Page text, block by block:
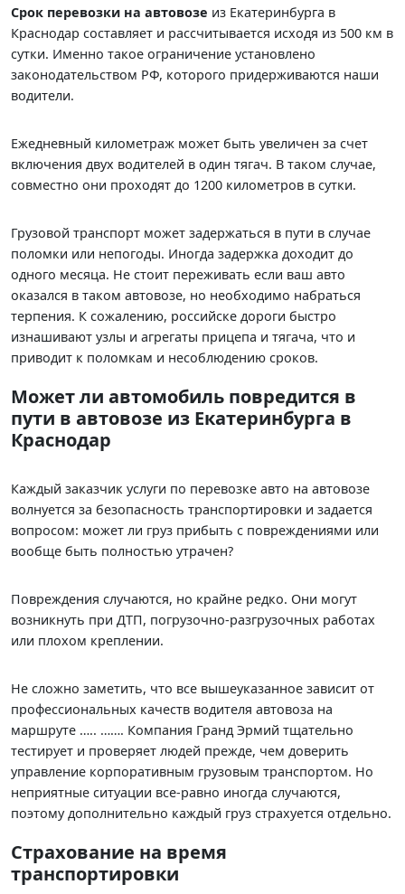
Срок перевозки на автовозе из Екатеринбурга в
Краснодар составляет и рассчитывается исходя из 500 км в
сутки. Именно такое ограничение установлено
законодательством РФ, которого придерживаются наши
водители.
Ежедневный километраж может быть увеличен за счет
включения двух водителей в один тягач. В таком случае,
совместно они проходят до 1200 километров в сутки.
Грузовой транспорт может задержаться в пути в случае
поломки или непогоды. Иногда задержка доходит до
одного месяца. Не стоит переживать если ваш авто
оказался в таком автовозе, но необходимо набраться
терпения. К сожалению, российске дороги быстро
изнашивают узлы и агрегаты прицепа и тягача, что и
приводит к поломкам и несоблюдению сроков.
Может ли автомобиль повредится в
пути в автовозе из Екатеринбурга в
Краснодар
Каждый заказчик услуги по перевозке авто на автовозе
волнуется за безопасность транспортировки и задается
вопросом: может ли груз прибыть с повреждениями или
вообще быть полностью утрачен?
Повреждения случаются, но крайне редко. Они могут
возникнуть при ДТП, погрузочно-разгрузочных работах
или плохом креплении.
Не сложно заметить, что все вышеуказанное зависит от
профессиональных качеств водителя автовоза на
маршруте ….. ……. Компания Гранд Эрмий тщательно
тестирует и проверяет людей прежде, чем доверить
управление корпоративным грузовым транспортом. Но
неприятные ситуации все-равно иногда случаются,
поэтому дополнительно каждый груз страхуется отдельно.
Страхование на время
транспортировки